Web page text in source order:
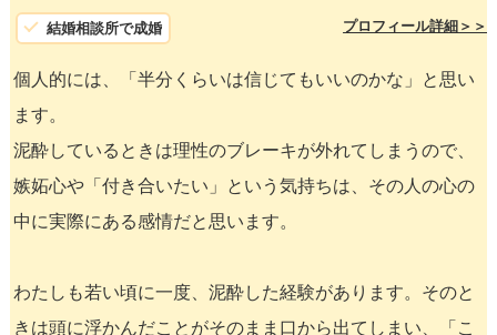
結婚相談所で成婚 プロフィール詳細＞＞
個人的には、「半分くらいは信じてもいいのかな」と思い
ます。
泥酔しているときは理性のブレーキが外れてしまうので、
嫉妬心や「付き合いたい」という気持ちは、その人の心の
中に実際にある感情だと思います。
わたしも若い頃に一度、泥酔した経験があります。そのと
きは頭に浮かんだことがそのまま口から出てしまい、「こ